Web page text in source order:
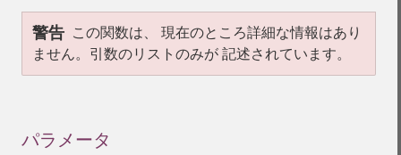
警告 この関数は、 現在のところ詳細な情報はあり
ません。引数のリストのみが 記述されています。
パラメータ